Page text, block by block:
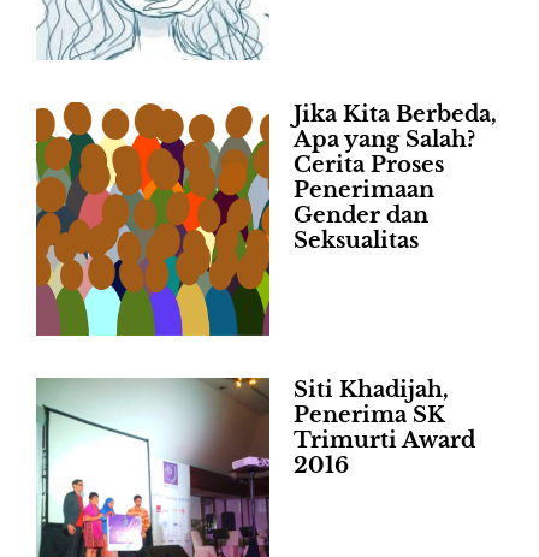
Jika Kita Berbeda,
Apa yang Salah?
Cerita Proses
Penerimaan
Gender dan
Seksualitas
Siti Khadijah,
Penerima SK
Trimurti Award
2016